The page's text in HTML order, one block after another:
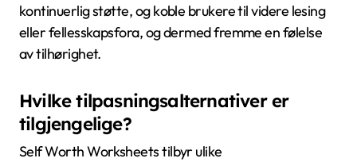
kontinuerlig støtte, og koble brukere til videre lesing
eller fellesskapsfora, og dermed fremme en følelse
av tilhørighet.
Hvilke tilpasningsalternativer er
tilgjengelige?
Self Worth Worksheets tilbyr ulike